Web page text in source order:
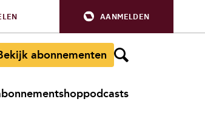
AANMELDEN
abonnementen
shoppodcasts